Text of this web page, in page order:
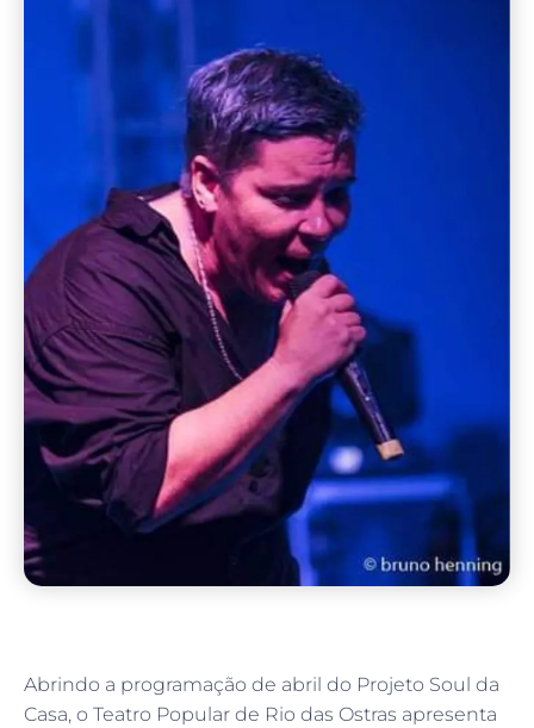
Abrindo a programação de abril do Projeto Soul da
Casa, o Teatro Popular de Rio das Ostras apresenta